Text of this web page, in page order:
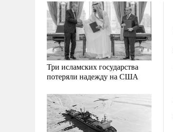
Три исламских государства
потеряли надежду на США